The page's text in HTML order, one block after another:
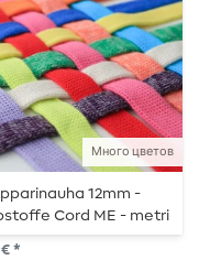
Много цветов
12mm -
Cord ME - metri
*